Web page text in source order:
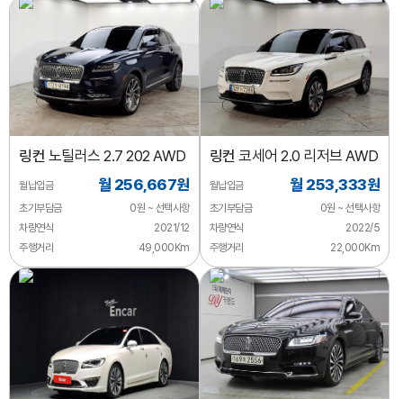
링컨 노틸러스 2.7 202 AWD
월납입금 월 256,667원
초기부담금
0원 ~ 선택사항
차량연식
2021/12
주행거리
49,000Km
링컨 코세어 2.0 리저브 AWD
월납입금 월 253,333원
초기부담금
0원 ~ 선택사항
차량연식
2022/5
주행거리
22,000Km